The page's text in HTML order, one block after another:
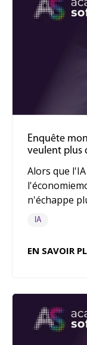
Enquête
veulent plus
Alors que
n'échappe
IA
EN SAVOIR